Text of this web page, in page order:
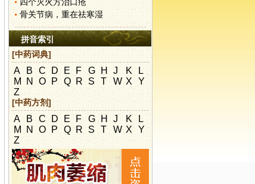
骨关节病，重在祛寒湿
拼音索引
[中药词典]
A B C D E F G H J K
L
M N O P Q R S T W X
Y
Z
[中药方剂]
A B C D E F G H J K
L
M N O P Q R S T W X
Y
Z